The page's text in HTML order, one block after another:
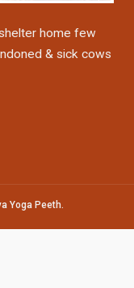
home few
& sick cows
Yoga Peeth.